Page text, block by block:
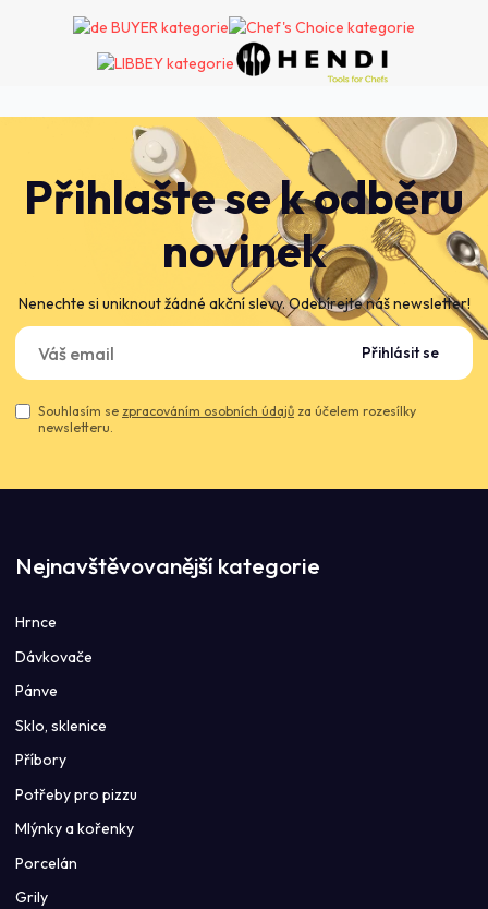
Přihlašte se k odběru
novinek
Nenechte si uniknout žádné akční slevy. Odebírejte náš newsletter!
Přihlásit se
Souhlasím se zpracováním osobních údajů za účelem rozesílky
newsletteru.
Nejnavštěvovanější kategorie
Hrnce
Dávkovače
Pánve
Sklo, sklenice
Příbory
Potřeby pro pizzu
Mlýnky a kořenky
Porcelán
Grily